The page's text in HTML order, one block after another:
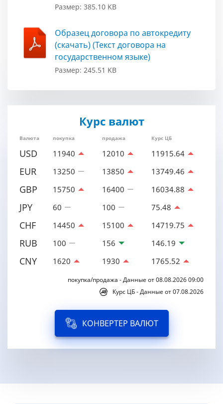
Размер: 385.10 KB
Образец договора по автокредиту
(скачать) (Текст договора на
государственном языке)
Размер: 245.51 KB
Курс валют
Валюта покупка продажа Курс ЦБ
USD 11940 12010 11915.64
EUR 13250 13850 13749.46
GBP 15750 16400 16034.88
JPY 60 100 75.48
CHF 14450 15100 14719.75
RUB 100 156 146.19
CNY 1620 1930 1765.52
покупка/продажа - Данные от 08.08.2026 09:00
Курс ЦБ - Данные от 07.08.2026
КОНВЕРТЕР ВАЛЮТ